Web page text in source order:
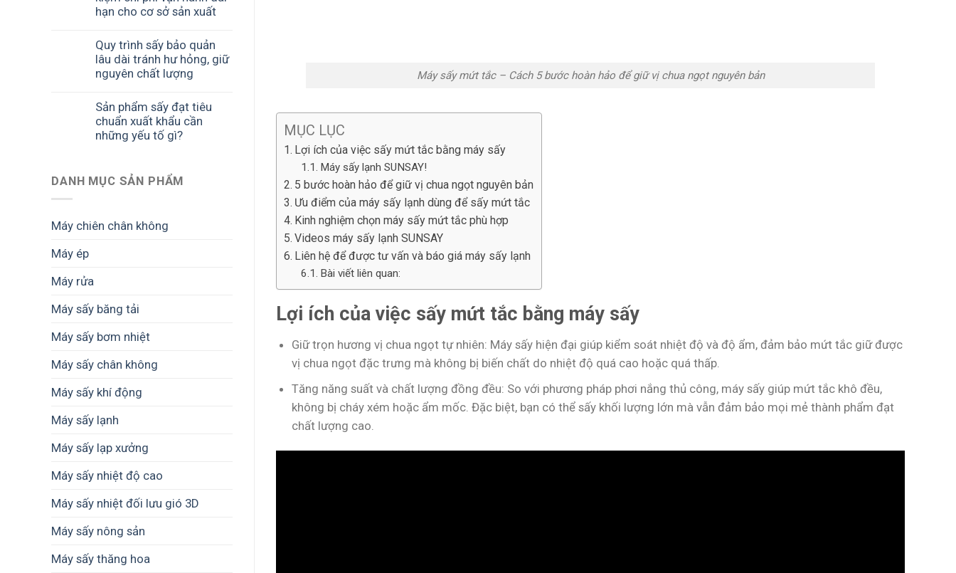
hạn cho cơ sở sản xuất
Quy trình sấy bảo quản
lâu dài tránh hư hỏng, giữ
nguyên chất lượng
Sản phẩm sấy đạt tiêu
chuẩn xuất khẩu cần
những yếu tố gì?
DANH MỤC SẢN PHẨM
Máy chiên chân không
Máy ép
Máy rửa
Máy sấy băng tải
Máy sấy bơm nhiệt
Máy sấy chân không
Máy sấy khí động
Máy sấy lạnh
Máy sấy lạp xưởng
Máy sấy nhiệt độ cao
Máy sấy nhiệt đối lưu gió 3D
Máy sấy nông sản
Máy sấy thăng hoa
Máy sấy mứt tắc – Cách 5 bước hoàn hảo để giữ vị chua ngọt nguyên bản
MỤC LỤC
Lợi ích của việc sấy mứt tắc bằng máy sấy
Máy sấy lạnh SUNSAY!
5 bước hoàn hảo để giữ vị chua ngọt nguyên bản
Ưu điểm của máy sấy lạnh dùng để sấy mứt tắc
Kinh nghiệm chọn máy sấy mứt tắc phù hợp
Videos máy sấy lạnh SUNSAY
Liên hệ để được tư vấn và báo giá máy sấy lạnh
Bài viết liên quan:
Lợi ích của việc sấy mứt tắc bằng máy sấy
Giữ trọn hương vị chua ngọt tự nhiên: Máy sấy hiện đại giúp kiểm soát nhiệt độ và độ ẩm, đảm bảo mứt tắc giữ được
vị chua ngọt đặc trưng mà không bị biến chất do nhiệt độ quá cao hoặc quá thấp.
Tăng năng suất và chất lượng đồng đều: So với phương pháp phơi nắng thủ công, máy sấy giúp mứt tắc khô đều,
không bị cháy xém hoặc ẩm mốc. Đặc biệt, bạn có thể sấy khối lượng lớn mà vẫn đảm bảo mọi mẻ thành phẩm đạt
chất lượng cao.